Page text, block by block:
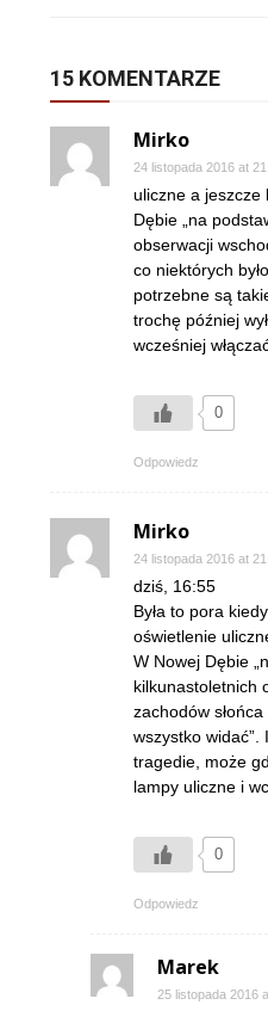
15 KOMENTARZE
Mirko
24 listopada 2016 at
uliczne a jeszcze
Dębie „na
obserwacji
co niektórych
potrzebne są
trochę później
wcześniej
0
Odpowiedz
Mirko
24 listopada 2016 at
dziś, 16:55
Była to pora
oświetlenie
W Nowej Dębie
kilkunastoletnich
zachodów
wszystko
tragedie, może
lampy uliczne i
0
Odpowiedz
Marek
25 listopada 2016